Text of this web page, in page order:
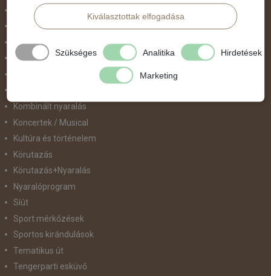
Egzotikus út
Fesztiválok
Golfút
Gyalogtúra
Kombinált nyaralás
Koncertek / Musical
Kultúra és történelem
Körutazás
Körutazás+Nyaralás
Nyaralóprogram
Síút
Sport mérkőzések
Sportos kirándulások
Tematikus út
Tengerparti esküvő
Kiválasztottak elfogadása
Szükséges Analitika Hirdetések
Marketing